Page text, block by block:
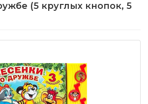
(5 круглых кнопок, 5